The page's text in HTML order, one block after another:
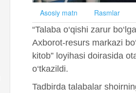
Asosiy matn
Rasmlar
“Talaba o‘qishi zarur
Axborot-resurs markazi
kitob” loyihasi doirasida
o‘tkazildi.
Tadbirda talabalar